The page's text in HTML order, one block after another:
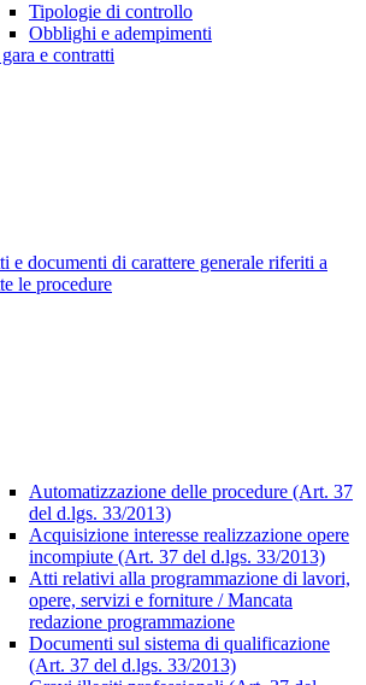
Tipologie di controllo
Obblighi e adempimenti
e contratti
e documenti di carattere generale riferiti a
le procedure
Automatizzazione delle procedure (Art. 37
del d.lgs. 33/2013)
Acquisizione interesse realizzazione opere
incompiute (Art. 37 del d.lgs. 33/2013)
Atti relativi alla programmazione di lavori,
opere, servizi e forniture / Mancata
redazione programmazione
Documenti sul sistema di qualificazione
(Art. 37 del d.lgs. 33/2013)